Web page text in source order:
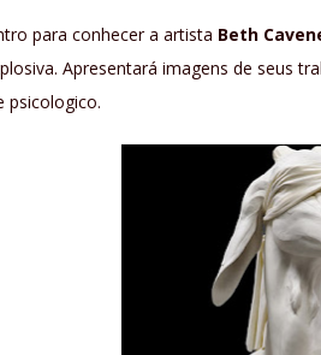
para conhecer a artista Beth
Apresentará imagens de seus
psicologico.